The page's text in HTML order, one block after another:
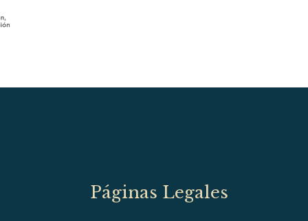
Páginas Legales